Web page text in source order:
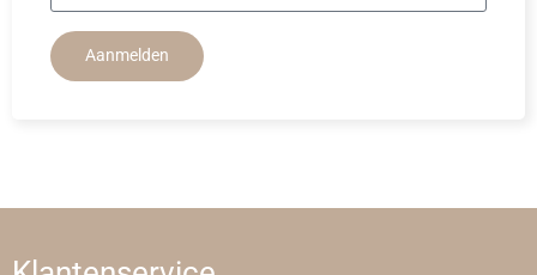
Aanmelden